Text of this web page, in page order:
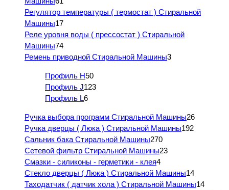
Регулятор температуры ( термостат ) Стиральной
Машины17
Реле уровня воды ( прессостат ) Стиральной
Машины74
Ремень приводной Стиральной Машины3
Профиль H50
Профиль J123
Профиль L6
Ручка выбора программ Стиральной Машины26
Ручка дверцы ( Люка ) Стиральной Машины192
Сальник бака Стиральной Машины270
Сетевой фильтр Стиральной Машины23
Смазки - силиконы - герметики - клея4
Стекло дверцы ( Люка ) Стиральной Машины14
Таходатчик ( датчик хола ) Стиральной Машины14